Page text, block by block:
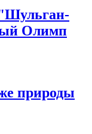
Олимп
природы